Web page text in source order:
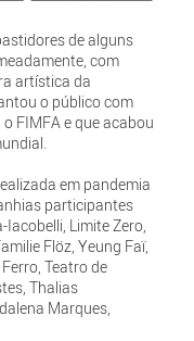
de alguns
com
artística da
o público com
FIMFA e que acabou
em pandemia
participantes
Iacobelli, Limite Zero,
Flöz, Yeung Faï,
Teatro de
Thalias
Marques,